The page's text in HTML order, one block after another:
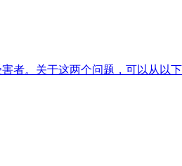
者。关于这两个问题，可以从以